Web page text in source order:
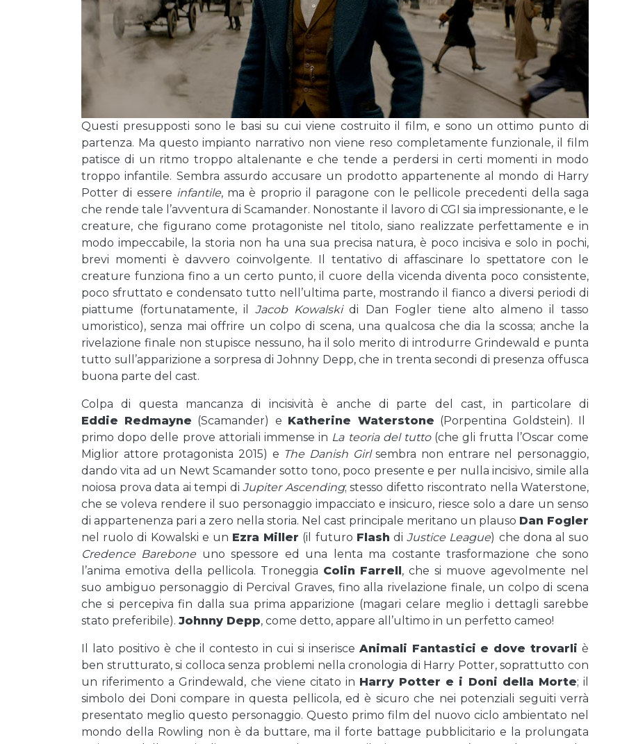
Questi presupposti sono le basi su cui viene costruito il film, e sono un ottimo punto di
partenza. Ma questo impianto narrativo non viene reso completamente funzionale, il film
patisce di un ritmo troppo altalenante e che tende a perdersi in certi momenti in modo
troppo infantile. Sembra assurdo accusare un prodotto appartenente al mondo di Harry
Potter di essere infantile, ma è proprio il paragone con le pellicole precedenti della saga
che rende tale l’avventura di Scamander. Nonostante il lavoro di CGI sia impressionante, e le
creature, che figurano come protagoniste nel titolo, siano realizzate perfettamente e in
modo impeccabile, la storia non ha una sua precisa natura, è poco incisiva e solo in pochi,
brevi momenti è davvero coinvolgente. Il tentativo di affascinare lo spettatore con le
creature funziona fino a un certo punto, il cuore della vicenda diventa poco consistente,
poco sfruttato e condensato tutto nell’ultima parte, mostrando il fianco a diversi periodi di
piattume (fortunatamente, ilJacob Kowalskidi Dan Fogler tiene alto almeno il tasso
umoristico), senza mai offrire un colpo di scena, una qualcosa che dia la scossa; anche la
rivelazione finale non stupisce nessuno, ha il solo merito di introdurre Grindewald e punta
tutto sull’apparizione a sorpresa di Johnny Depp, che in trenta secondi di presenza offusca
buona parte del cast.
Colpa di questa mancanza di incisività è anche di parte del cast, in particolare di
Eddie Redmayne (Scamander) e Katherine Waterstone (Porpentina Goldstein). Il
primo dopo delle prove attoriali immense in La teoria del tutto(che gli frutta l’Oscar come
Miglior attore protagonista 2015) e The Danish Girlsembra non entrare nel personaggio,
dando vita ad un Newt Scamander sotto tono, poco presente e per nulla incisivo, simile alla
noiosa prova data ai tempi di Jupiter Ascending; stesso difetto riscontrato nella Waterstone,
che se voleva rendere il suo personaggio impacciato e insicuro, riesce solo a dare un senso
di appartenenza pari a zero nella storia. Nel cast principale meritano un plauso Dan Fogler
nel ruolo di Kowalski e un Ezra Miller (il futuro Flash diJustice League) che dona al suo
Credence Barebone uno spessore ed una lenta ma costante trasformazione che sono
l’anima emotiva della pellicola. Troneggia Colin Farrell, che si muove agevolmente nel
suo ambiguo personaggio di Percival Graves, fino alla rivelazione finale, un colpo di scena
che si percepiva fin dalla sua prima apparizione (magari celare meglio i dettagli sarebbe
stato preferibile). Johnny Depp, come detto, appare all’ultimo in un perfetto cameo!
Il lato positivo è che il contesto in cui si inserisce Animali Fantastici e dove trovarli è
ben strutturato, si colloca senza problemi nella cronologia di Harry Potter, soprattutto con
un riferimento a Grindewald, che viene citato in Harry Potter e i Doni della Morte; il
simbolo dei Doni compare in questa pellicola, ed è sicuro che nei potenziali seguiti verrà
presentato meglio questo personaggio. Questo primo film del nuovo ciclo ambientato nel
mondo della Rowling non è da buttare, ma il forte battage pubblicitario e la prolungata